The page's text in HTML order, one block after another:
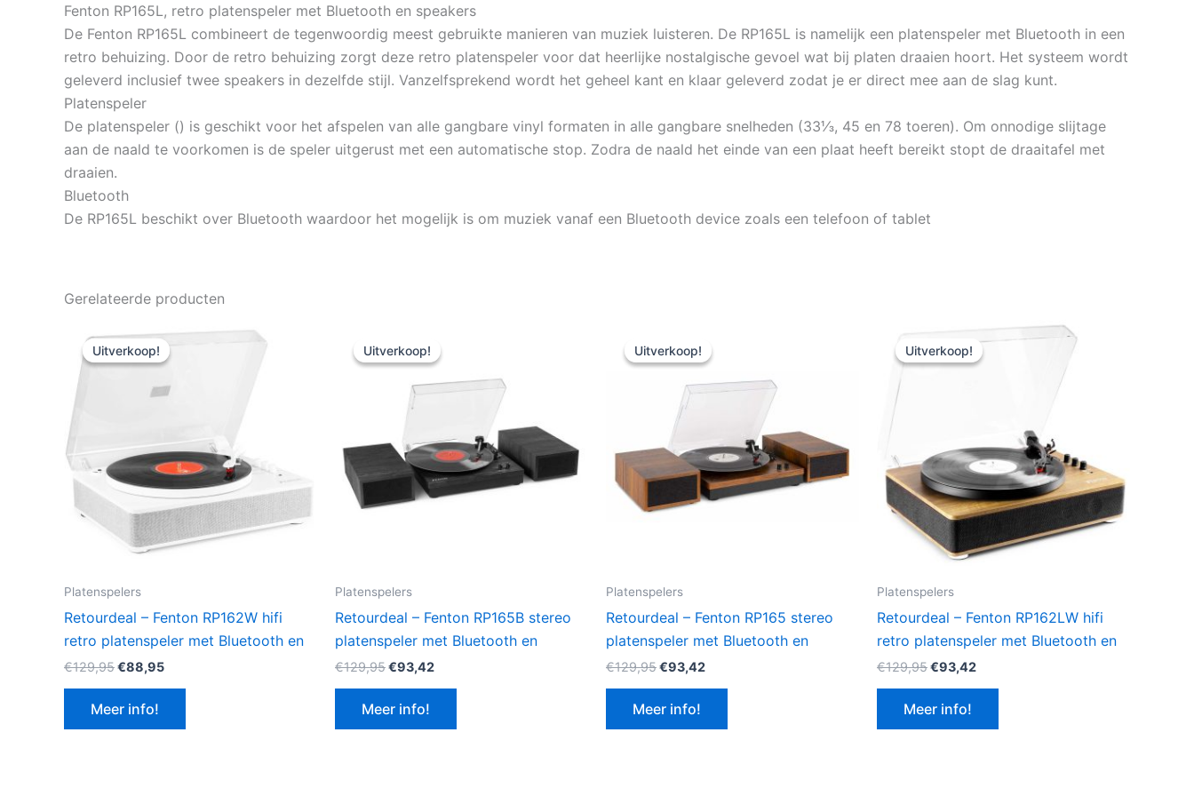
Fenton RP165L, retro platenspeler met Bluetooth en speakers
De Fenton RP165L combineert de tegenwoordig meest gebruikte manieren van muziek luisteren. De RP165L is namelijk een platenspeler met Bluetooth in een
retro behuizing. Door de retro behuizing zorgt deze retro platenspeler voor dat heerlijke nostalgische gevoel wat bij platen draaien hoort. Het systeem wordt
geleverd inclusief twee speakers in dezelfde stijl. Vanzelfsprekend wordt het geheel kant en klaar geleverd zodat je er direct mee aan de slag kunt.
Platenspeler
De platenspeler () is geschikt voor het afspelen van alle gangbare vinyl formaten in alle gangbare snelheden (33⅓, 45 en 78 toeren). Om onnodige slijtage
aan de naald te voorkomen is de speler uitgerust met een automatische stop. Zodra de naald het einde van een plaat heeft bereikt stopt de draaitafel met
draaien.
Bluetooth
De RP165L beschikt over Bluetooth waardoor het mogelijk is om muziek vanaf een Bluetooth device zoals een telefoon of tablet
Gerelateerde producten
Uitverkoop!
Uitverkoop!
Platenspelers
Retourdeal – Fenton RP162W hifi
retro platenspeler met Bluetooth en
€129,95Oorspronkelijke
€129,95.
€88,95Huidige
Meer info!
Uitverkoop!
Uitverkoop!
Platenspelers
Retourdeal – Fenton RP165B stereo
platenspeler met Bluetooth en
€129,95Oorspronkelijke
€129,95.
€93,42Huidige
Meer info!
Uitverkoop!
Uitverkoop!
Platenspelers
Retourdeal – Fenton RP165 stereo
platenspeler met Bluetooth en
€129,95Oorspronkelijke
€129,95.
€93,42Huidige
Meer info!
Uitverkoop!
Uitverkoop!
Platenspelers
Retourdeal – Fenton RP162LW hifi
retro platenspeler met Bluetooth en
€129,95Oorspronkelijke
€129,95.
€93,42Huidige
Meer info!